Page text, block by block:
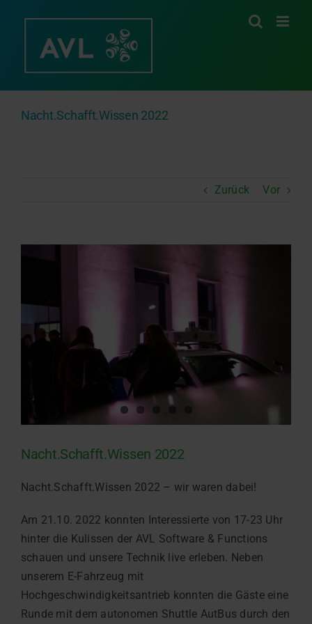
Nacht.Schafft.Wissen 2022
Zurück Vor
Nacht.Schafft.Wissen 2022
Nacht.Schafft.Wissen 2022 – wir waren dabei!
Am 21.10. 2022 konnten Interessierte von 17-23 Uhr
hinter die Kulissen der AVL Software & Functions
schauen und unsere Technik live erleben. Neben
unserem E-Fahrzeug mit
Hochgeschwindigkeitsantrieb konnten die Gäste eine
Runde mit dem autonomen Shuttle AutBus durch den